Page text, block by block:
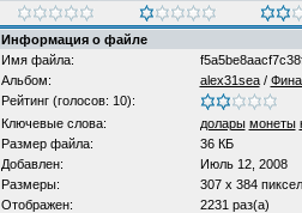
Информация о файле
Имя файла:
Альбом:
alex31sea/
Рейтинг (голосов: 10):
Ключевые слова:
долары монеты
Размер файла:
36 КБ
Добавлен:
Июль 12, 2008
Размеры:
307 x 384
Отображен:
2231 раз(а)